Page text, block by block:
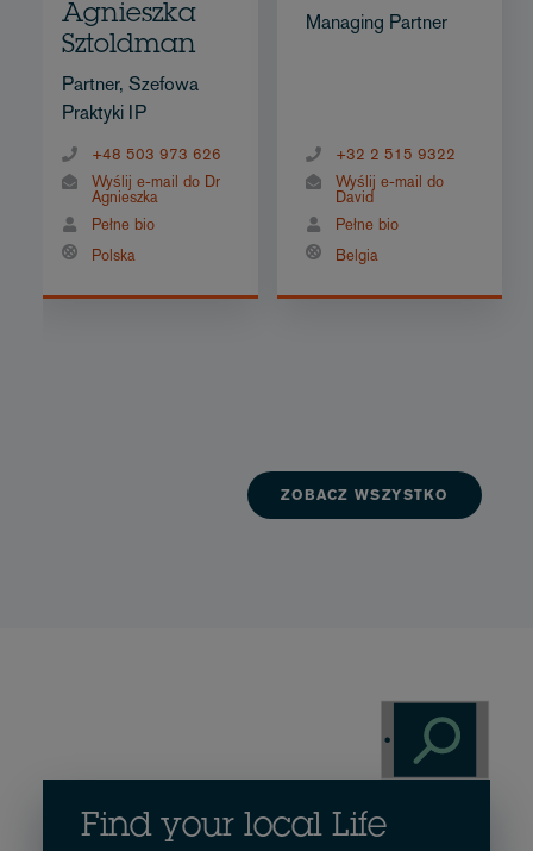
Agnieszka
Sztoldman
Partner, Szefowa
Praktyki IP
+48 503 973 626
Wyślij e-mail do Dr
Agnieszka
Pełne bio
Polska
Managing Partner
+32 2 515 9322
Wyślij e-mail do
David
Pełne bio
Belgia
ZOBACZ WSZYSTKO
Find your local Life